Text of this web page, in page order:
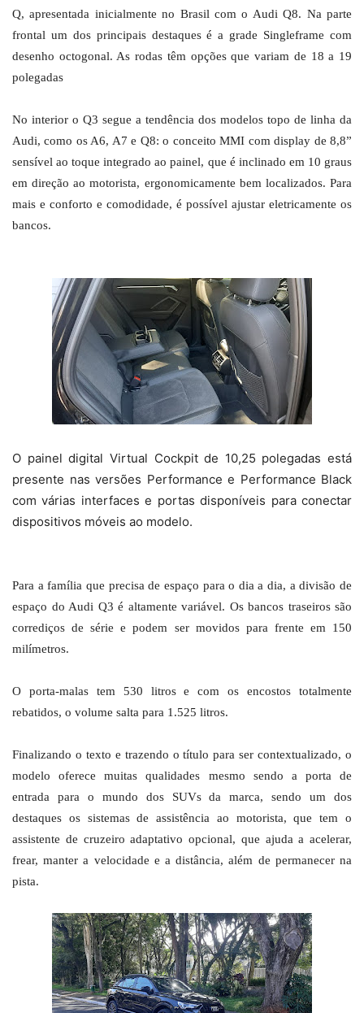
Q, apresentada inicialmente no Brasil com o Audi Q8. Na parte
frontal um dos principais destaques é a grade Singleframe com
desenho octogonal. As rodas têm opções que variam de 18 a 19
polegadas
No interior o Q3 segue a tendência dos modelos topo de linha da
Audi, como os A6, A7 e Q8: o conceito MMI com display de 8,8”
sensível ao toque integrado ao painel, que é inclinado em 10 graus
em direção ao motorista, ergonomicamente bem localizados. Para
mais e conforto e comodidade, é possível ajustar eletricamente os
bancos.
O painel digital Virtual Cockpit de 10,25 polegadas está
presente nas versões Performance e Performance Black
com várias interfaces e portas disponíveis para conectar
dispositivos móveis ao modelo.
Para a família que precisa de espaço para o dia a dia, a divisão de
espaço do Audi Q3 é altamente variável. Os bancos traseiros são
corrediços de série e podem ser movidos para frente em 150
milímetros.
O porta-malas tem 530 litros e com os encostos totalmente
rebatidos, o volume salta para 1.525 litros.
Finalizando o texto e trazendo o título para ser contextualizado, o
modelo oferece muitas qualidades mesmo sendo a porta de
entrada para o mundo dos SUVs da marca, sendo um dos
destaques os sistemas de assistência ao motorista, que tem o
assistente de cruzeiro adaptativo opcional, que ajuda a acelerar,
frear, manter a velocidade e a distância, além de permanecer na
pista.